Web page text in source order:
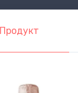
Продукт